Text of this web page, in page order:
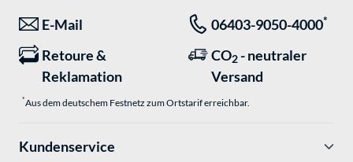
E-Mail 06403-9050-4000*
Retoure &
Reklamation
CO2 - neutraler
Versand
*Aus dem deutschem Festnetz zum Ortstarif erreichbar.
Kundenservice